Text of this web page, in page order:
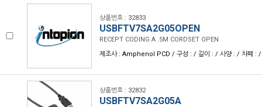
상품번호 : 32833
USBFTV7SA2G05OPEN
RECEPT CODING A .5M CORDSET OPEN
제조사 : Amphenol PCD / 구성 : / 길이 : / 사양 : / 차폐 : /
상품번호 : 32832
USBFTV7SA2G05A